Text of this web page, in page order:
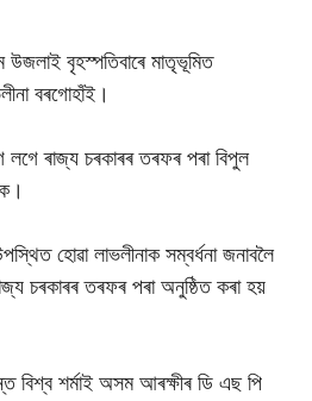
উজলাই বৃহস্পতিবাৰে মাতৃভূমিত
বৰগোহাঁই।
ৰাজ্য চৰকাৰৰ তৰফৰ পৰা বিপুল
হোৱা লাভলীনাক সম্বৰ্ধনা জনাবলৈ
চৰকাৰৰ তৰফৰ পৰা অনুষ্ঠিত কৰা হয়
বিশ্ব শৰ্মাই অসম আৰক্ষীৰ ডি এছ পি